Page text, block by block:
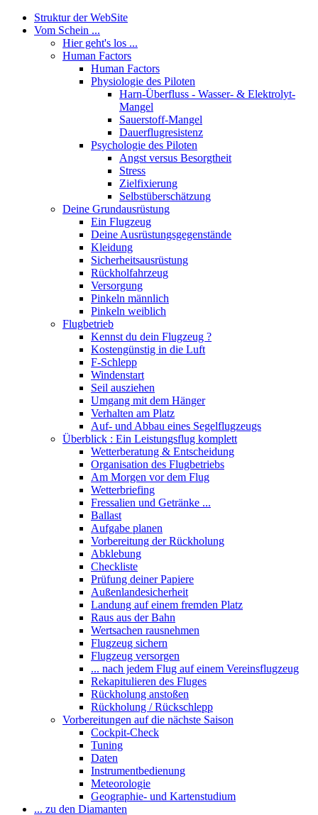
Struktur der WebSite
Vom Schein ...
Hier geht's los ...
Human Factors
Human Factors
Physiologie des Piloten
Harn-Überfluss - Wasser- & Elektrolyt-
Mangel
Sauerstoff-Mangel
Dauerflugresistenz
Psychologie des Piloten
Angst versus Besorgtheit
Stress
Zielfixierung
Selbstüberschätzung
Deine Grundausrüstung
Ein Flugzeug
Deine Ausrüstungsgegenstände
Kleidung
Sicherheitsausrüstung
Rückholfahrzeug
Versorgung
Pinkeln männlich
Pinkeln weiblich
Flugbetrieb
Kennst du dein Flugzeug ?
Kostengünstig in die Luft
F-Schlepp
Windenstart
Seil ausziehen
Umgang mit dem Hänger
Verhalten am Platz
Auf- und Abbau eines Segelflugzeugs
Überblick : Ein Leistungsflug komplett
Wetterberatung & Entscheidung
Organisation des Flugbetriebs
Am Morgen vor dem Flug
Wetterbriefing
Fressalien und Getränke ...
Ballast
Aufgabe planen
Vorbereitung der Rückholung
Abklebung
Checkliste
Prüfung deiner Papiere
Außenlandesicherheit
Landung auf einem fremden Platz
Raus aus der Bahn
Wertsachen rausnehmen
Flugzeug sichern
Flugzeug versorgen
... nach jedem Flug auf einem Vereinsflugzeug
Rekapitulieren des Fluges
Rückholung anstoßen
Rückholung / Rückschlepp
Vorbereitungen auf die nächste Saison
Cockpit-Check
Tuning
Daten
Instrumentbedienung
Meteorologie
Geographie- und Kartenstudium
... zu den Diamanten